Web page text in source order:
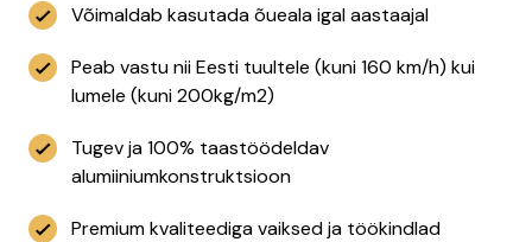
Võimaldab kasutada õueala igal aastaajal
Peab vastu nii Eesti tuultele (kuni 160 km/h) kui
lumele (kuni 200kg/m2)
Tugev ja 100% taastöödeldav
alumiiniumkonstruktsioon
Premium kvaliteediga vaiksed ja töökindlad